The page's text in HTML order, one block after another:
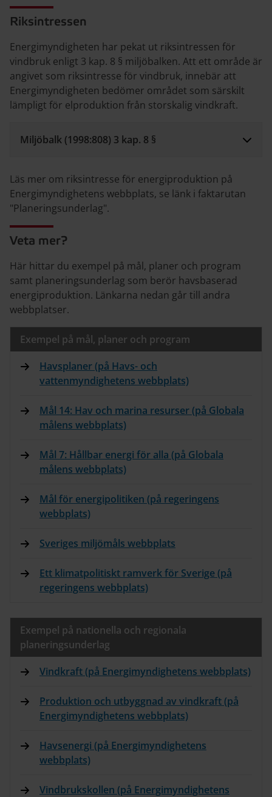
Riksintressen
Energimyndigheten har pekat ut riksintressen för
vindbruk enligt 3 kap. 8 § miljöbalken. Att ett område är
angivet som riksintresse för vindbruk, innebär att
Energimyndigheten bedömer området som särskilt
lämpligt för elproduktion från storskalig vindkraft.
Miljöbalk (1998:808) 3 kap. 8 §
Läs mer om riksintresse för energiproduktion på
Energimyndighetens webbplats, se länk i faktarutan
"Planeringsunderlag".
Veta mer?
Här hittar du exempel på mål, planer och program
samt planeringsunderlag som berör havsbaserad
energiproduktion. Länkarna nedan går till andra
webbplatser.
Exempel på mål, planer och program
Havsplaner (på Havs- och
vattenmyndighetens webbplats)
Mål 14: Hav och marina resurser (på Globala
målens webbplats)
Mål 7: Hållbar energi för alla (på Globala
målens webbplats)
Mål för energipolitiken (på regeringens
webbplats)
Sveriges miljömåls webbplats
Ett klimatpolitiskt ramverk för Sverige (på
regeringens webbplats)
Exempel på nationella och regionala
planeringsunderlag
Vindkraft (på Energimyndighetens webbplats)
Produktion och utbyggnad av vindkraft (på
Energimyndighetens webbplats)
Havsenergi (på Energimyndighetens
webbplats)
Vindbrukskollen (på Energimyndighetens